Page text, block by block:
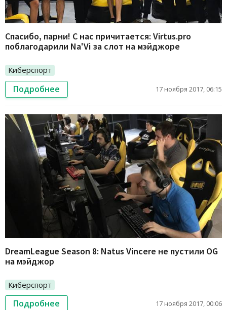
Спасибо, парни! С нас причитается: Virtus.pro
поблагодарили Na'Vi за слот на мэйджоре
Киберспорт
Подробнее 17 ноября 2017, 06:15
DreamLeague Season 8: Natus Vincere не пустили OG
на мэйджор
Киберспорт
Подробнее 17 ноября 2017, 00:06